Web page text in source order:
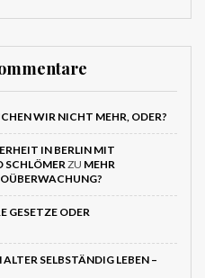
WIR NICHT MEHR, ODER?
IN BERLIN MIT
SCHLÖMER ZU MEHR
GESETZE ODER
ALTER SELBSTÄNDIG LEBEN –